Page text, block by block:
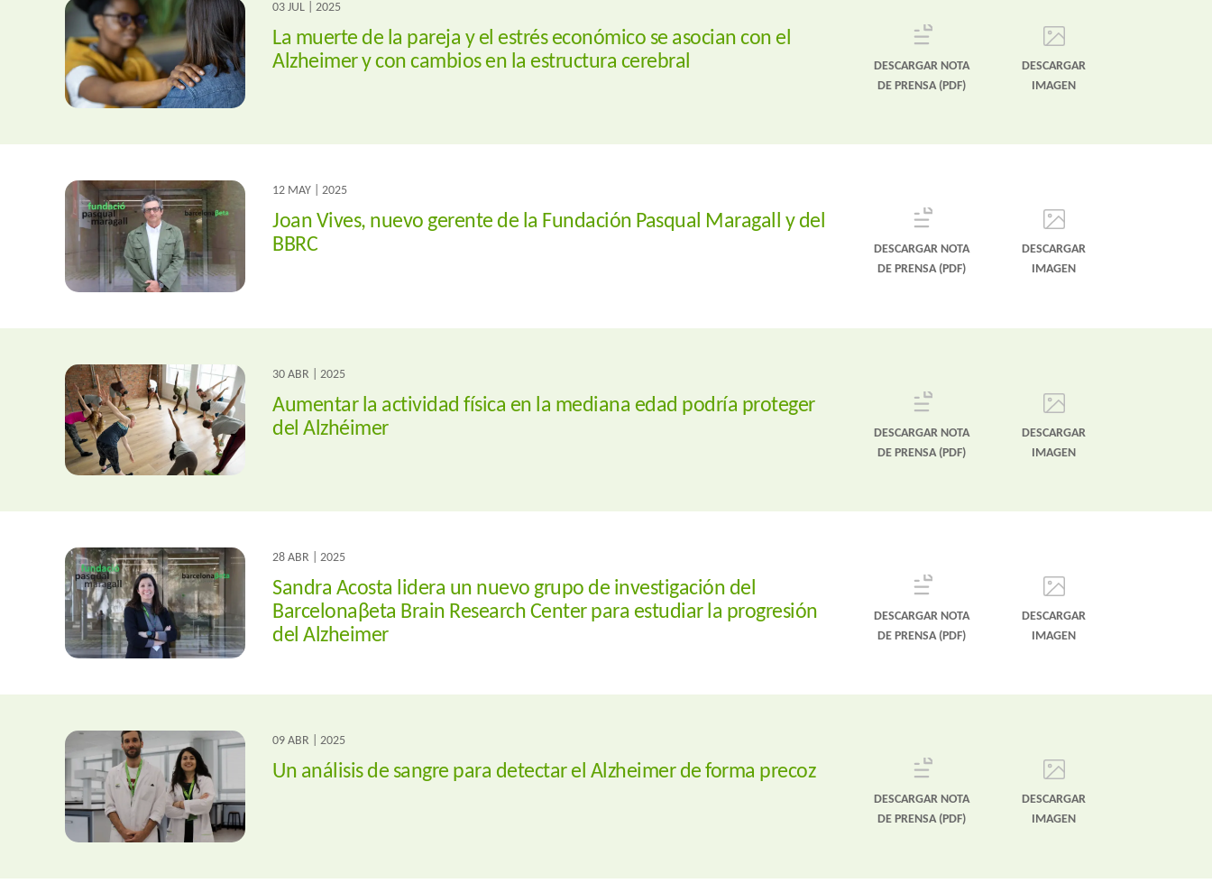
03 JUL | 2025
La muerte de la pareja y el estrés económico se asocian con el
Alzheimer y con cambios en la estructura cerebral
DESCARGAR NOTA
DE PRENSA (PDF)
DESCARGAR
IMAGEN
12 MAY | 2025
Joan Vives, nuevo gerente de la Fundación Pasqual Maragall y del
BBRC
DESCARGAR NOTA
DE PRENSA (PDF)
DESCARGAR
IMAGEN
30 ABR | 2025
Aumentar la actividad física en la mediana edad podría proteger
del Alzhéimer
DESCARGAR NOTA
DE PRENSA (PDF)
DESCARGAR
IMAGEN
28 ABR | 2025
Sandra Acosta lidera un nuevo grupo de investigación del
Barcelonaβeta Brain Research Center para estudiar la progresión
del Alzheimer
DESCARGAR NOTA
DE PRENSA (PDF)
DESCARGAR
IMAGEN
09 ABR | 2025
Un análisis de sangre para detectar el Alzheimer de forma precoz
DESCARGAR NOTA
DE PRENSA (PDF)
DESCARGAR
IMAGEN